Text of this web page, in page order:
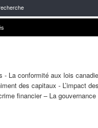
La conformité aux lois
des capitaux - L’impact des
financier – La